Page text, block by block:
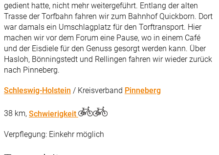
gedient hatte, nicht mehr weitergeführt. Entlang der alten
Trasse der Torfbahn fahren wir zum Bahnhof Quickborn. Dort
war damals ein Umschlagplatz für den Torftransport. Hier
machen wir vor dem Forum eine Pause, wo in einem Café
und der Eisdiele für den Genuss gesorgt werden kann. Über
Hasloh, Bönningstedt und Rellingen fahren wir wieder zurück
nach Pinneberg.
Schleswig-Holstein / Kreisverband Pinneberg
38 km, Schwierigkeit
Verpflegung: Einkehr möglich